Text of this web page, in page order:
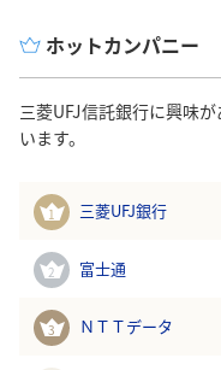
ホットカンパニー
三菱UFJ信託銀行に興味
います。
1 三菱UFJ銀行
2 富士通
3 ＮＴＴデータ